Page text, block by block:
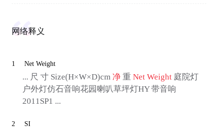
网络释义
1 Net Weight
... 尺 寸 Size(H×W×D)cm 净重 Net Weight庭院灯
户外灯仿石音响花园喇叭草坪灯HY 带音响
2011SP1 ...
2 SI